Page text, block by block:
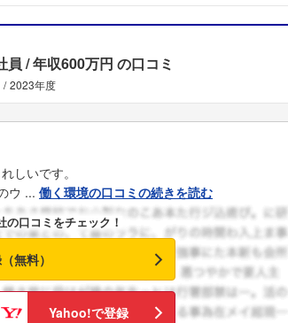
員 年収600万円 の口コミ
2023年度
しいです。
ウ ... 働く環境の口コミの続きを読む
の口コミをチェック！
無料）
Yahoo!で登録